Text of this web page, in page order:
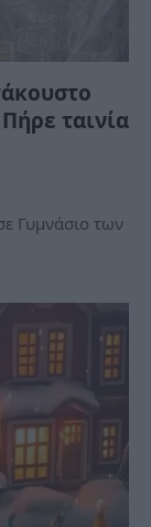
ταινία
Γυμνάσιο των